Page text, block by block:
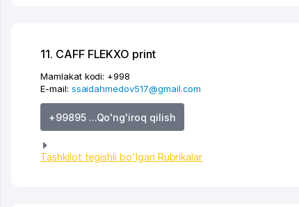
11. CAFF FLEKXO print
Mamlakat kodi: +998
E-mail: ssaidahmedov517@gmail.com
+99895 ...Qo'ng'iroq qilish
Tashkilot tegishli bo'lgan Rubrikalar